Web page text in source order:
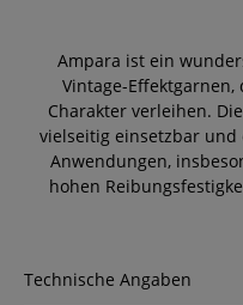
Ampara ist ein
Vintage-
Charakter verleihen.
vielseitig einsetzbar und
Anwendungen,
hohen
Technische Angaben